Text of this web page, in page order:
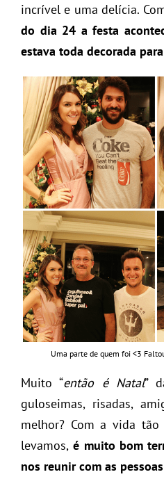
incrível e uma delícia.
do dia 24 a festa
estava toda decorada
Uma parte de quem foi <3
Muito “então é Natal”
guloseimas, risadas,
melhor? Com a vida
levamos, é muito bom
nos reunir com as